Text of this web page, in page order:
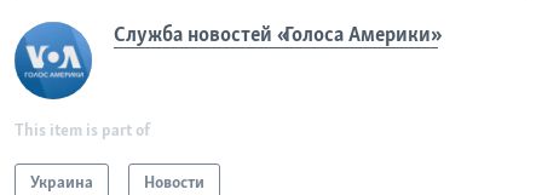
Служба новостей «Голоса Америки»
This item is part of
Украина Новости